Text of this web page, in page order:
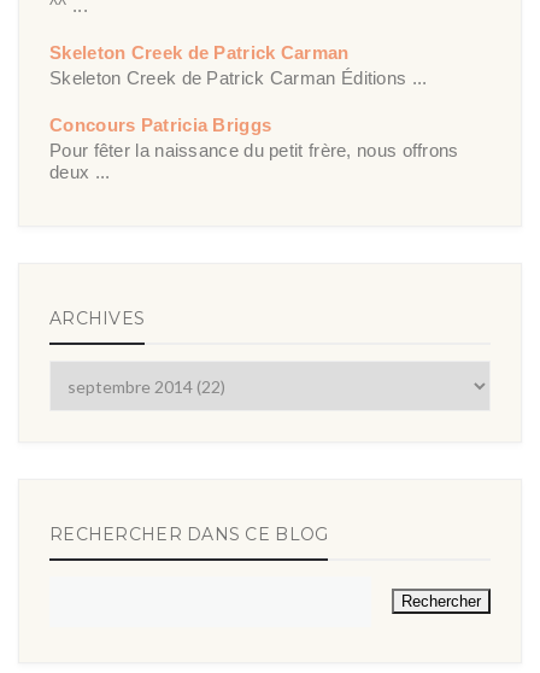
^^ ...
Skeleton Creek de Patrick Carman
Skeleton Creek de Patrick Carman Éditions ...
Concours Patricia Briggs
Pour fêter la naissance du petit frère, nous offrons
deux ...
ARCHIVES
RECHERCHER DANS CE BLOG